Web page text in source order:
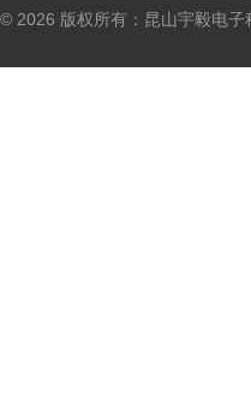
© 2026 版权所有：昆山宇毅电